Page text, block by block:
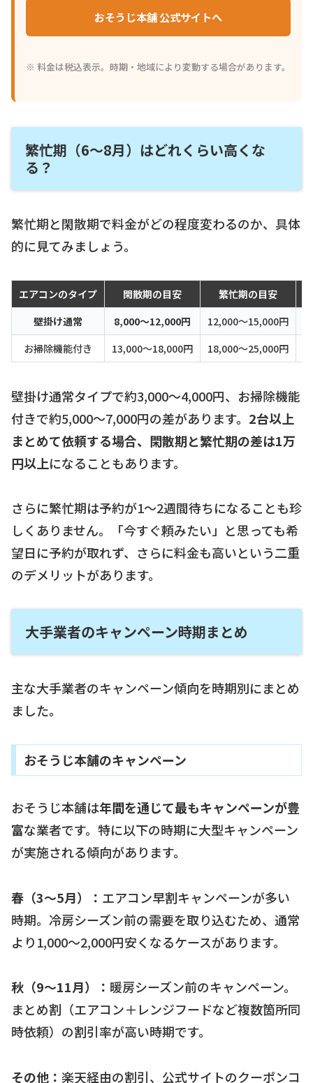
おそうじ本舗 公式サイトへ
※ 料金は税込表示。時期・地域により変動する場合があります。
繁忙期（6〜8月）はどれくらい高くな
る？
繁忙期と閑散期で料金がどの程度変わるのか、具体
的に見てみましょう。
エアコンのタイプ 閑散期の目安
繁忙期の目安
壁掛け通常
8,000〜12,000円 12,000〜15,000円
お掃除機能付き
13,000〜18,000円 18,000〜25,000円
壁掛け通常タイプで約3,000〜4,000円、お掃除機能
付きで約5,000〜7,000円の差があります。 2台以上
まとめて依頼する場合、閑散期と繁忙期の差は1万
円以上になることもあります。
さらに繁忙期は予約が1〜2週間待ちになることも珍
しくありません。「今すぐ頼みたい」と思っても希
望日に予約が取れず、さらに料金も高いという二重
のデメリットがあります。
大手業者のキャンペーン時期まとめ
主な大手業者のキャンペーン傾向を時期別にまとめ
ました。
おそうじ本舗のキャンペーン
おそうじ本舗は年間を通じて最もキャンペーンが豊
富な業者です。特に以下の時期に大型キャンペーン
が実施される傾向があります。
春（3〜5月）： エアコン早割キャンペーンが多い
時期。冷房シーズン前の需要を取り込むため、通常
より1,000〜2,000円安くなるケースがあります。
秋（9〜11月）： 暖房シーズン前のキャンペーン。
まとめ割（エアコン＋レンジフードなど複数箇所同
時依頼）の割引率が高い時期です。
その他： 楽天経由の割引、公式サイトのクーポンコ